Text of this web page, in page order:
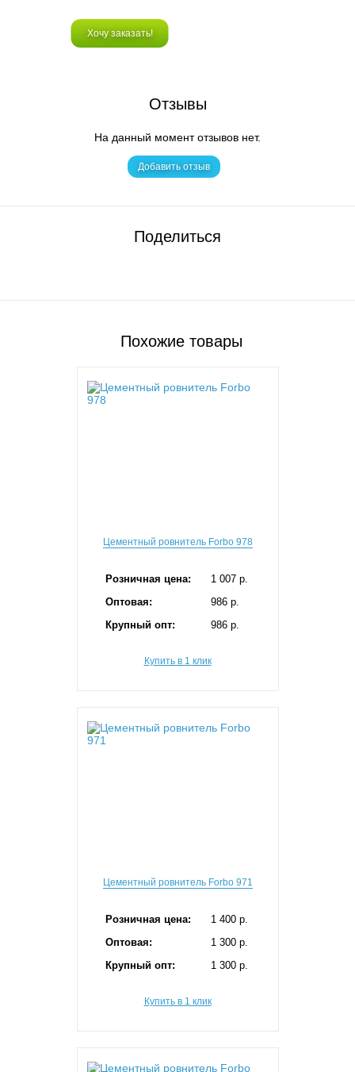
Хочу заказать!
Отзывы
На данный момент отзывов нет.
Добавить отзыв
Поделиться
Похожие товары
Цементный ровнитель Forbo 978
Розничная цена:
1 007 p.
Оптовая:
986 p.
Крупный опт:
986 p.
Купить в 1 клик
Цементный ровнитель Forbo 971
Розничная цена:
1 400 p.
Оптовая:
1 300 p.
Крупный опт:
1 300 p.
Купить в 1 клик